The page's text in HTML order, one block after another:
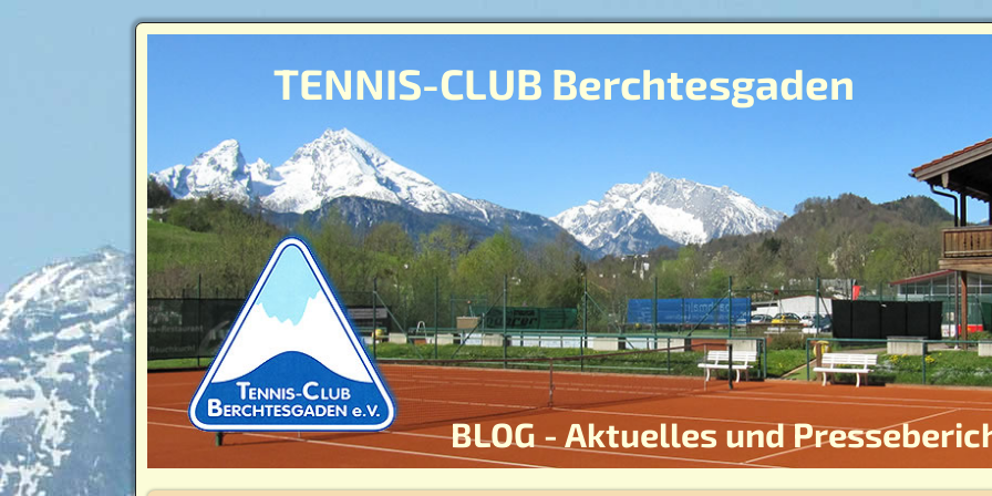
TENNIS-CLUB Berchtesgaden
BLOG - Aktuelles und